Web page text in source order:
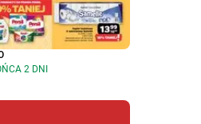
2 DNI